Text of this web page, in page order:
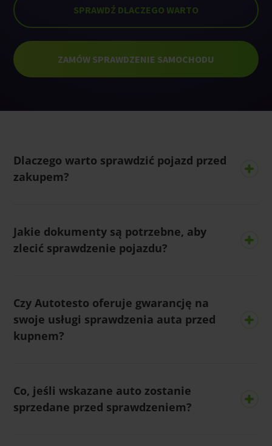
SPRAWDŹ DLACZEGO WARTO
ZAMÓW SPRAWDZENIE SAMOCHODU
Dlaczego warto sprawdzić pojazd przed
zakupem?
Jakie dokumenty są potrzebne, aby
zlecić sprawdzenie pojazdu?
Czy Autotesto oferuje gwarancję na
swoje usługi sprawdzenia auta przed
kupnem?
gwarancję
Co, jeśli wskazane auto zostanie
sprzedane przed sprawdzeniem?